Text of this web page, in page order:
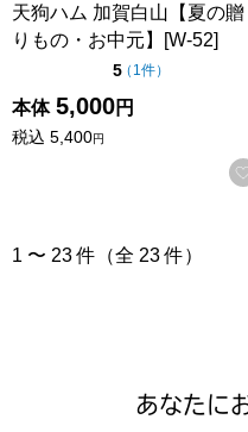
天狗ハム 加賀白山【夏の贈
りもの・お中元】[W-52]
5点（5点満点中）
（ 1件の評価
）
本体 5,000円
税込 5,400円
1 〜 23 件（全 23 件）
あなたに